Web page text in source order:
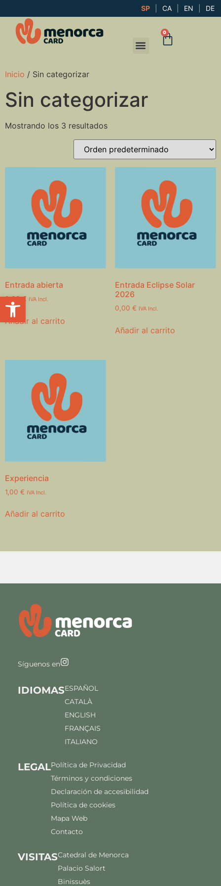
Abrir barra de herramientas
SP CA EN DE
0
Inicio / Sin categorizar
Sin categorizar
Mostrando los 3 resultados
Entrada abierta
0,00€ IVA Incl.
Añadir al carrito
Entrada Eclipse Solar
2026
0,00 € IVA Incl.
Añadir al carrito
Experiencia
1,00 € IVA Incl.
Añadir al carrito
Síguenos en
VISITASCatedral de Menorca
Palacio Salort
Binissuès
IDIOMASESPAÑOL
CATALÀ
ENGLISH
FRANÇAIS
ITALIANO
LEGALPolítica de Privacidad
Términos y condiciones
Declaración de accesibilidad
Política de cookies
Mapa Web
Contacto